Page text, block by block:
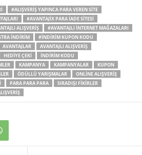
#ALIŞVERIŞ YAPINCA PARA VEREN SITE
#AVANTAJIX PARA IADE SITESI
ALIŞVERIŞ
#AVANTAJLI INTERNET MAĞAZALARI
INDIRIM
#INDIRIM KUPON KODU
AVANTAJLAR
AVANTAJLI ALIŞVERIŞ
HEDIYE ÇEKI
INDIRIM KODU
KAMPANYA KAMPANYALAR
KUPON
ÖDÜLLÜ YARIŞMALAR
ONLINE ALIŞVERIŞ
PARA PARA PARA
SIRADIŞI FIKIRLER